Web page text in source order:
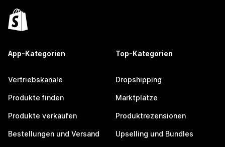
App-Kategorien
Vertriebskanäle
Produkte finden
Produkte verkaufen
Bestellungen und Versand
Top-Kategorien
Dropshipping
Marktplätze
Produktrezensionen
Upselling und Bundles